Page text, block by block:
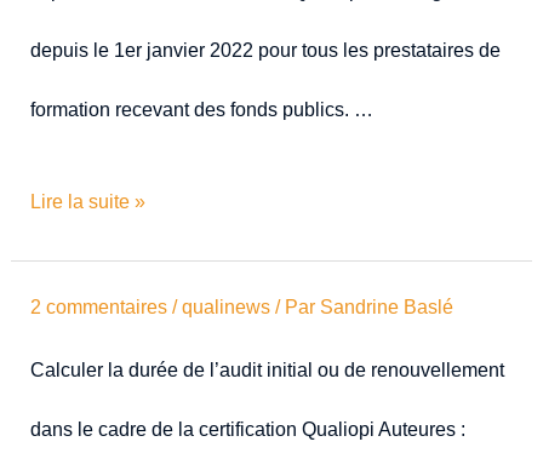
depuis le 1er janvier 2022 pour tous les prestataires de
formation recevant des fonds publics. …
Lire la suite »
2 commentaires /qualinews / Par Sandrine Baslé
Calculer la durée de l’audit initial ou de renouvellement
dans le cadre de la certification Qualiopi Auteures :